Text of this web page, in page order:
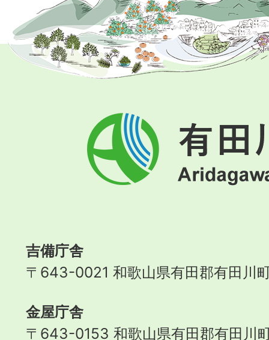
有
田
川
町
吉備庁舎
〒643-0021 和歌山県有田郡有田川
金屋庁舎
〒643-0153 和歌山県有田郡有田川